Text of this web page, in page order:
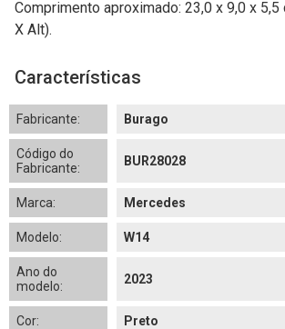
Comprimento aproximado: 23,0 x 9,0 x 5,5
X Alt).
Características
Fabricante: Burago
Código do
Fabricante:
BUR28028
Marca: Mercedes
Modelo: W14
Ano do
modelo:
2023
Cor: Preto